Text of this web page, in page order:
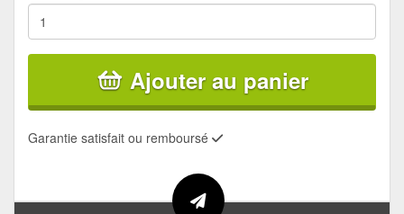
Ajouter au panier
Garantie satisfait ou remboursé